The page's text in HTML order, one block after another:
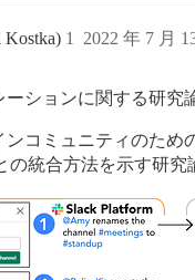
Kostka) 2022 年 7 月
1
ーションに関する研究
ンコミュニティのため
の統合方法を示す研究